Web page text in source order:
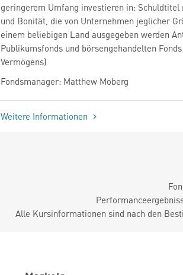
geringerem Umfang investieren in:
und Bonität, die von Unternehmen jeglicher
einem beliebigen Land ausgegeben werden
Publikumsfonds und börsengehandelten
Vermögens)
Fondsmanager: Matthew Moberg
Weitere Informationen
Alle Kursinformationen sind nach den